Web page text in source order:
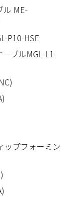
ル ME-
P10-HSE
ブルMGL-L1-
ップフォーミン